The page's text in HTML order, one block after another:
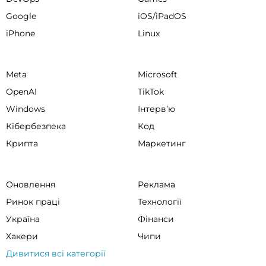
Google
iOS/iPadOS
iPhone
Linux
Meta
Microsoft
OpenAI
TikTok
Windows
Інтервʼю
Кібербезпека
Код
Крипта
Маркетинг
Оновлення
Реклама
Ринок праці
Технології
Україна
Фінанси
Хакери
Чипи
Дивитися всі категорії